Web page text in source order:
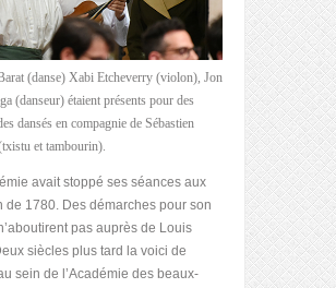
(danse) Xabi Etcheverry (violon), Jon
(danseur) étaient présents pour des
dansés en compagnie de Sébastien
et tambourin).
avait stoppé ses séances aux
de 1780. Des démarches pour son
pas auprès de Louis
siècles plus tard la voici de
sein de l’Académie des beaux-